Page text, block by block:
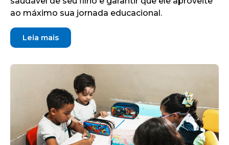
ao máximo sua jornada educacional.
Leia mais